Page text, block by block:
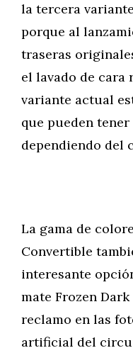
la tercera
porque al
traseras
el lavado de cara
variante actual
que pueden
dependiendo del
La gama de
Convertible
interesante
mate Frozen
reclamo en las
artificial del